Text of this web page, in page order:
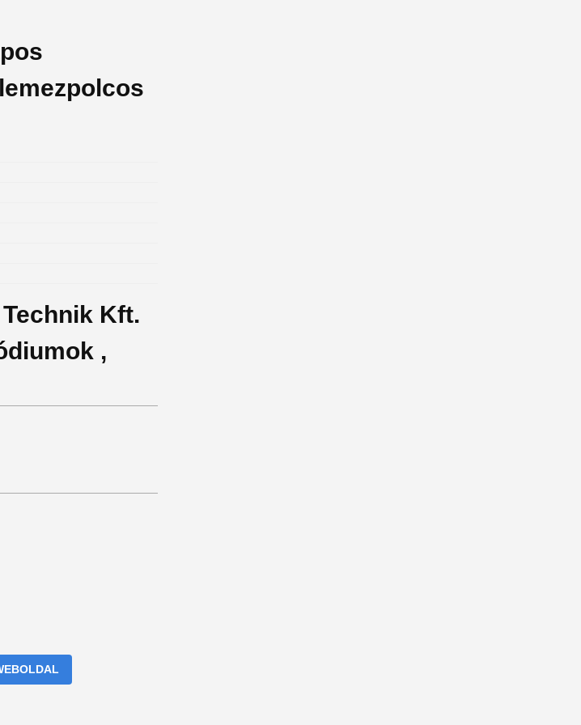
Kft.
,